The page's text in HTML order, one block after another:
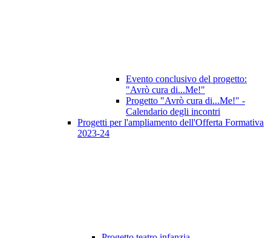
Evento conclusivo del progetto:
"Avrò cura di...Me!"
Progetto "Avrò cura di...Me!" -
Calendario degli incontri
Progetti per l'ampliamento dell'Offerta Formativa
2023-24